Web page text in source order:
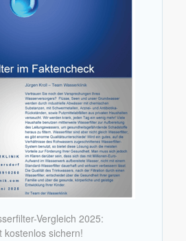
Vergleich 2025:
kostenlos sichern!